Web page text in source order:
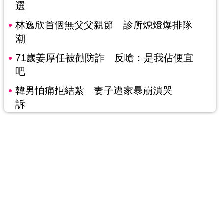
選
林逸欣首個無父父親節 診所熄燈爆排隊
潮
71歲姜厚任被勸防詐 反嗆：是我佔便宜
吧
韓男怕痛拒結紮 妻子遭家暴崩潰哭
訴